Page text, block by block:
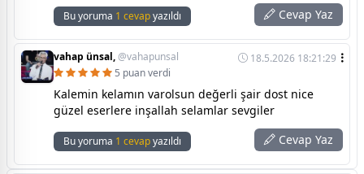
Bu yoruma 1 cevapyazıldı Cevap Yaz
vahap ünsal,@vahapunsal
18.5.2026 18:21:29
5 puan verdi
Kalemin kelamın varolsun değerli şair dost nice
güzel eserlere inşallah selamlar sevgiler
Bu yoruma 1 cevapyazıldı Cevap Yaz